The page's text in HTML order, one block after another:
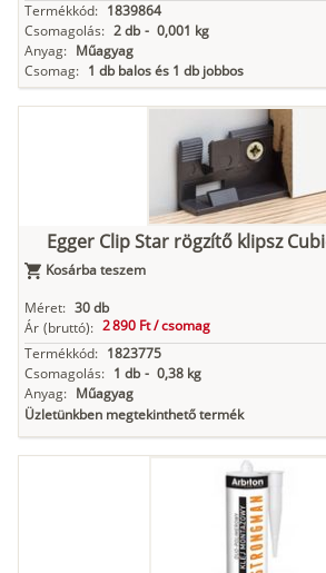
Termékkód: 1839864
Csomagolás: 2 db - 0,001 kg
Anyag: Műagyag
Csomag: 1 db balos és 1 db jobbos
Egger Clip Star rögzítő klipsz
Kosárba teszem
Méret: 30 db
Ár (bruttó): 2 890 Ft /csomag
Termékkód: 1823775
Csomagolás: 1 db - 0,38 kg
Anyag: Műagyag
Üzletünkben megtekinthető termék